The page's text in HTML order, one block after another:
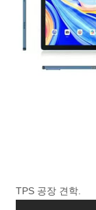
TPS 공장 견학.